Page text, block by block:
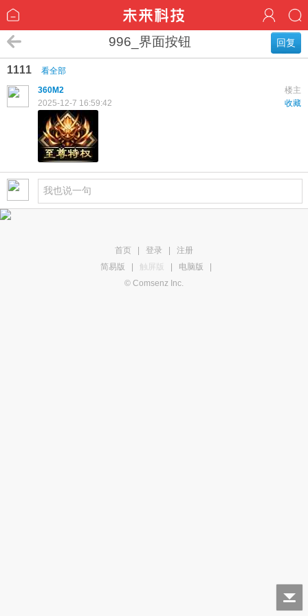
回复
996_界面按钮
1111
看全部
楼主
360M2
收藏
2025-12-7 16:59:42
首页 登录
注册
简易版
触屏版 电脑版
© Comsenz Inc.